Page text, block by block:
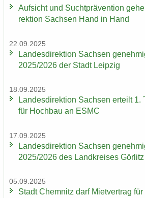
Auf­sicht und Sucht­prä­ven­ti­on
rek­ti­on Sach­sen Hand in Hand
22.09.2025
Lan­des­di­rek­ti­on Sach­sen
2025/2026 der Stadt Leip­zig
18.09.2025
Lan­des­di­rek­ti­on Sach­sen er­teilt 1.
für Hoch­bau an ESMC
17.09.2025
Lan­des­di­rek­ti­on Sach­sen
2025/2026 des Land­krei­ses Gör­litz
05.09.2025
Stadt Chem­nitz darf Miet­ver­trag